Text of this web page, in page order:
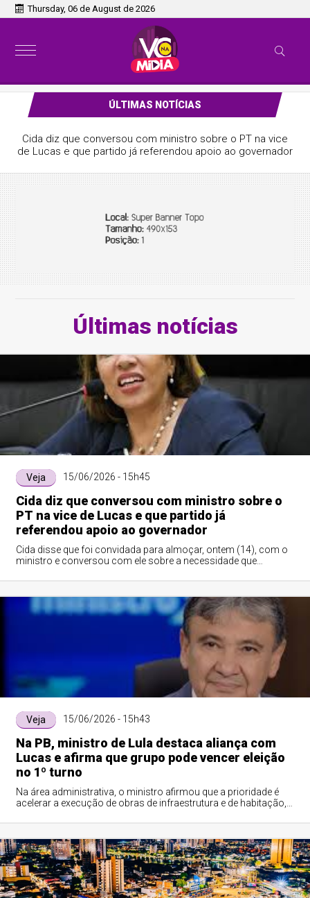
Thursday, 06 de August de 2026
ÚLTIMAS NOTÍCIAS
Cida diz que conversou com ministro sobre o PT na vice
de Lucas e que partido já referendou apoio ao governador
Últimas notícias
Veja 15/06/2026 - 15h45
Cida diz que conversou com ministro sobre o
PT na vice de Lucas e que partido já
referendou apoio ao governador
Cida disse que foi convidada para almoçar, ontem (14), com o
ministro e conversou com ele sobre a necessidade que
Veja 15/06/2026 - 15h43
Na PB, ministro de Lula destaca aliança com
Lucas e afirma que grupo pode vencer eleição
no 1º turno
Na área administrativa, o ministro afirmou que a prioridade é
acelerar a execução de obras de infraestrutura e de habitação,